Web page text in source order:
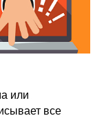
или
все